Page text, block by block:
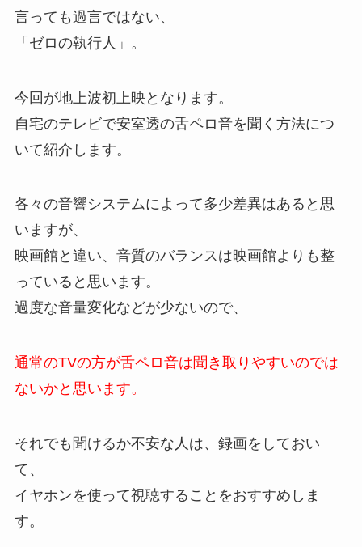
言っても過言ではない、
「ゼロの執行人」。
今回が地上波初上映となります。
自宅のテレビで安室透の舌ペロ音を聞く方法につ
いて紹介します。
各々の音響システムによって多少差異はあると思
いますが、
映画館と違い、音質のバランスは映画館よりも整
っていると思います。
過度な音量変化などが少ないので、
通常のTVの方が舌ペロ音は聞き取りやすいのでは
ないかと思います。
それでも聞けるか不安な人は、録画をしておい
て、
イヤホンを使って視聴することをおすすめしま
す。